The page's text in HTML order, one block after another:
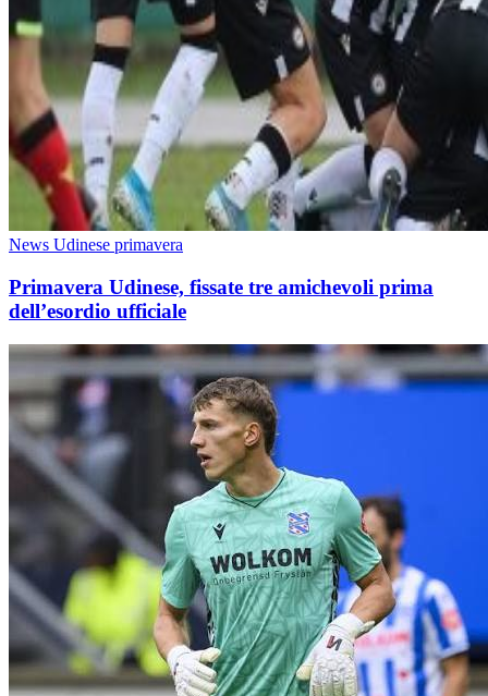
News Udinese primavera
Primavera Udinese, fissate tre amichevoli prima
dell’esordio ufficiale